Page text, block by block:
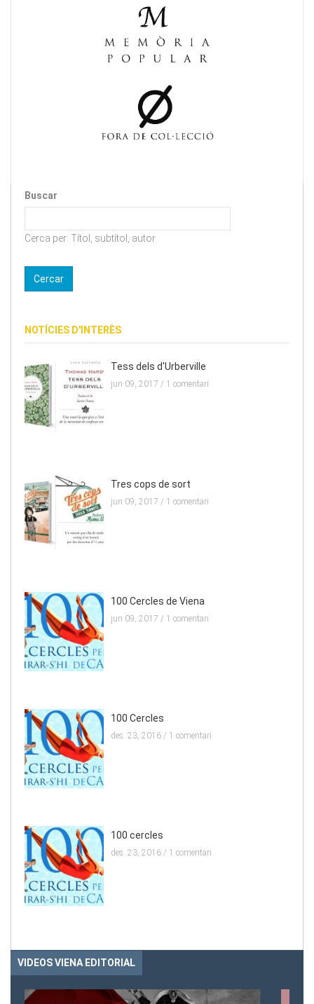
Buscar
Cerca per: Títol, subtítol, autor
NOTÍCIES D'INTERÈS
Tess dels d'Urberville
jun 09, 2017 / 1 comentari
Tres cops de sort
jun 09, 2017 / 1 comentari
100 Cercles de Viena
jun 09, 2017 / 1 comentari
100 Cercles
des. 23, 2016 / 1 comentari
100 cercles
des. 23, 2016 / 1 comentari
VIDEOS VIENA EDITORIAL